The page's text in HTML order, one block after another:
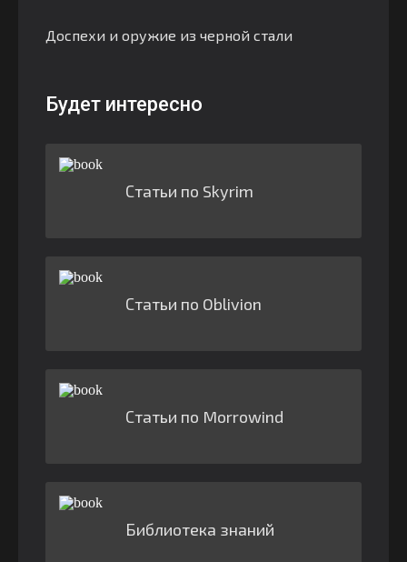
Доспехи и оружие из черной стали
Будет интересно
Статьи по Skyrim
Статьи по Oblivion
Статьи по Morrowind
Библиотека знаний